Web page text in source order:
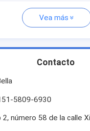
Vea más
Contacto
5809-6930
2, número 58 de la calle